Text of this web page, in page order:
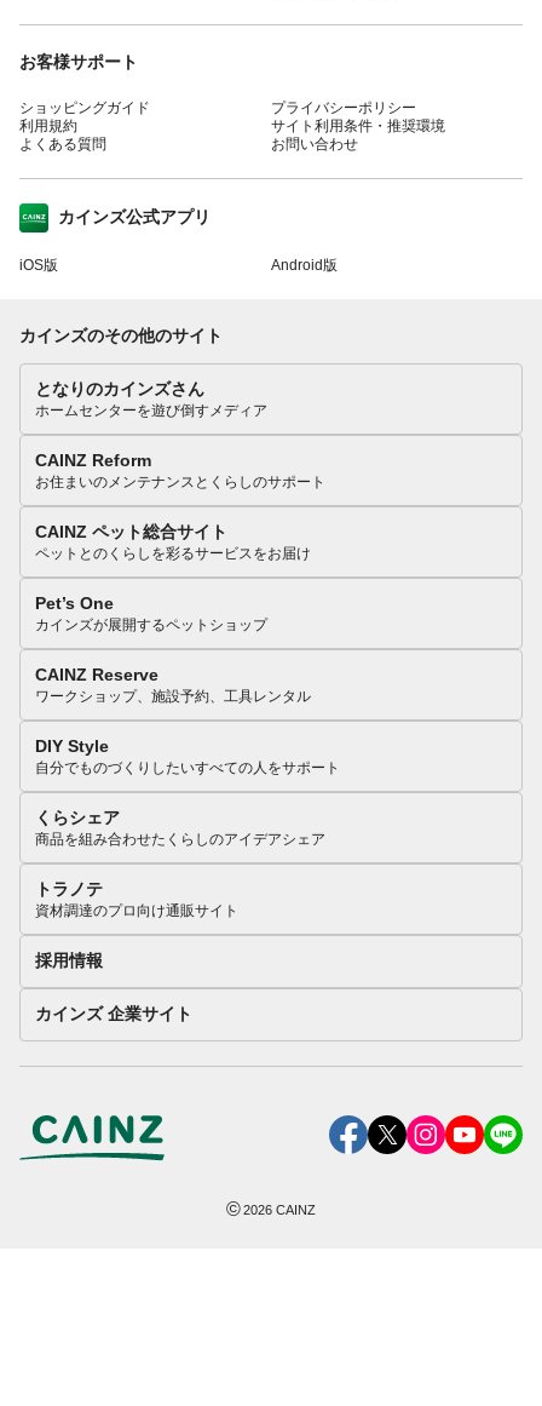
お客様サポート
ショッピングガイド
利用規約
よくある質問
プライバシーポリシー
サイト利用条件・推奨環境
お問い合わせ
カインズ公式アプリ
iOS版 Android版
カインズのその他のサイト
となりのカインズさん
ホームセンターを遊び倒すメディア
CAINZ Reform
お住まいのメンテナンスとくらしのサポート
CAINZ ペット総合サイト
ペットとのくらしを彩るサービスをお届け
Pet’s One
カインズが展開するペットショップ
CAINZ Reserve
ワークショップ、施設予約、工具レンタル
DIY Style
自分でものづくりしたいすべての人をサポート
くらシェア
商品を組み合わせたくらしのアイデアシェア
トラノテ
資材調達のプロ向け通販サイト
採用情報
カインズ 企業サイト
©2026 CAINZ